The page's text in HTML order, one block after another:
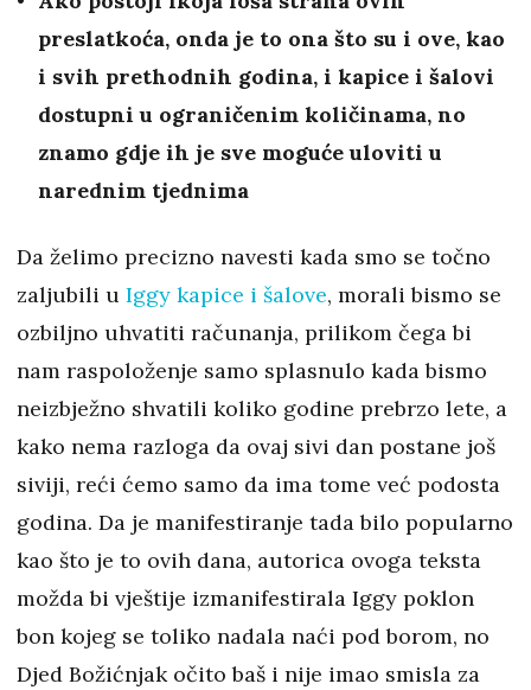
preslatkoća, onda je to ona što su i ove, kao
i svih prethodnih godina, i kapice i šalovi
dostupni u ograničenim količinama, no
znamo gdje ih je sve moguće uloviti u
narednim tjednima
Da želimo precizno navesti kada smo se točno
zaljubili u Iggy kapice i šalove, morali bismo se
ozbiljno uhvatiti računanja, prilikom čega bi
nam raspoloženje samo splasnulo kada bismo
neizbježno shvatili koliko godine prebrzo lete, a
kako nema razloga da ovaj sivi dan postane još
siviji, reći ćemo samo da ima tome već podosta
godina. Da je manifestiranje tada bilo popularno
kao što je to ovih dana, autorica ovoga teksta
možda bi vještije izmanifestirala Iggy poklon
bon kojeg se toliko nadala naći pod borom, no
Djed Božićnjak očito baš i nije imao smisla za